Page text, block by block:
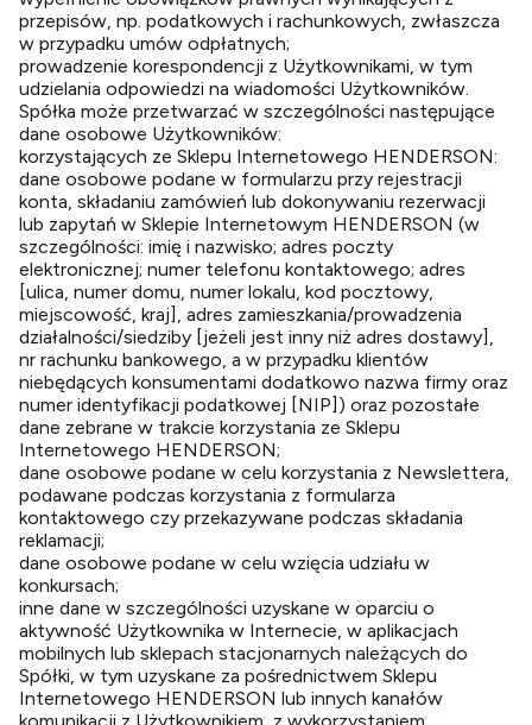
przepisów, np. podatkowych i rachunkowych, zwłaszcza
w przypadku umów odpłatnych;
prowadzenie korespondencji z Użytkownikami, w tym
udzielania odpowiedzi na wiadomości Użytkowników.
Spółka może przetwarzać w szczególności następujące
dane osobowe Użytkowników:
korzystających ze Sklepu Internetowego HENDERSON:
dane osobowe podane w formularzu przy rejestracji
konta, składaniu zamówień lub dokonywaniu rezerwacji
lub zapytań w Sklepie Internetowym HENDERSON (w
szczególności: imię i nazwisko; adres poczty
elektronicznej; numer telefonu kontaktowego; adres
[ulica, numer domu, numer lokalu, kod pocztowy,
miejscowość, kraj], adres zamieszkania/prowadzenia
działalności/siedziby [jeżeli jest inny niż adres dostawy],
nr rachunku bankowego, a w przypadku klientów
niebędących konsumentami dodatkowo nazwa firmy oraz
numer identyfikacji podatkowej [NIP]) oraz pozostałe
dane zebrane w trakcie korzystania ze Sklepu
Internetowego HENDERSON;
dane osobowe podane w celu korzystania z Newslettera,
podawane podczas korzystania z formularza
kontaktowego czy przekazywane podczas składania
reklamacji;
dane osobowe podane w celu wzięcia udziału w
konkursach;
inne dane w szczególności uzyskane w oparciu o
aktywność Użytkownika w Internecie, w aplikacjach
mobilnych lub sklepach stacjonarnych należących do
Spółki, w tym uzyskane za pośrednictwem Sklepu
Internetowego HENDERSON lub innych kanałów